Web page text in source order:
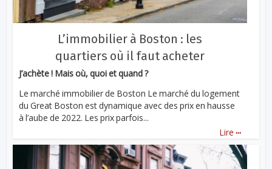
L’immobilier à Boston : les
quartiers où il faut acheter
J’achète ! Mais où, quoi et quand ?
Le marché immobilier de Boston Le marché du logement
du Great Boston est dynamique avec des prix en hausse
à l’aube de 2022. Les prix parfois...
Lire ...